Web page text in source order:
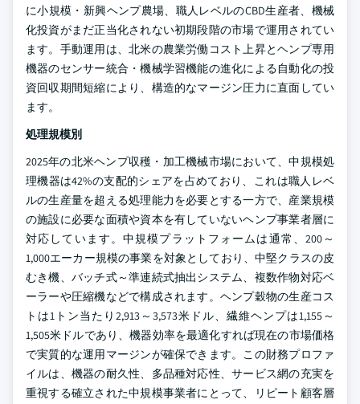
に小規模・新興ヘンプ農場、職人レベルのCBD生産者、機械
化投資がまだ正当化されない初期段階の市場で運用されてい
ます。手動運用は、北米の農業労働コスト上昇とヘンプ専用
機器のセンサー統合・機械学習機能の進化による自動化の投
資回収期間短縮により、構造的なマージン圧力に直面してい
ます。
処理規模別
2025年の北米ヘンプ収穫・加工機械市場において、中規模処
理機器は42%の支配的シェアを占めており、これは職人レベ
ルの生産量を超える処理能力を必要とする一方で、産業規模
の施設に必要な面積や資本を有していないヘンプ事業者層に
対応しています。中規模プラットフォームは通常、200～
1,000エーカー規模の事業を対象としており、中堅クラスの皮
むき機、バッチ式～準連続式抽出システム、複数作物対応ベ
ーラーや圧縮機などで構成されます。ヘンプ穀物の生産コス
トは1トン当たり2,913～3,573米ドル、繊維ヘンプは1,155～
1,505米ドルであり、機器効率を最適化すれば現在の市場価格
で実質的な運用マージンが確保できます。この財務プロファ
イルは、機器の耐久性、多品種対応性、サービス網の充実を
重視する確立された中規模事業者にとって、リピート顧客層